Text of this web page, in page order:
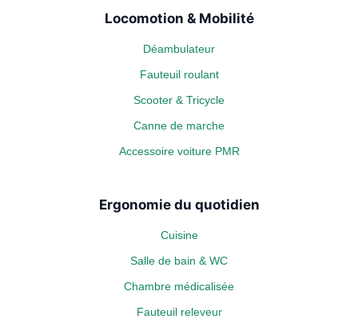
Locomotion & Mobilité
Déambulateur
Fauteuil roulant
Scooter & Tricycle
Canne de marche
Accessoire voiture PMR
Ergonomie du quotidien
Cuisine
Salle de bain & WC
Chambre médicalisée
Fauteuil releveur